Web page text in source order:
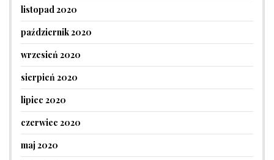
listopad 2020
październik 2020
wrzesień 2020
sierpień 2020
lipiec 2020
czerwiec 2020
maj 2020